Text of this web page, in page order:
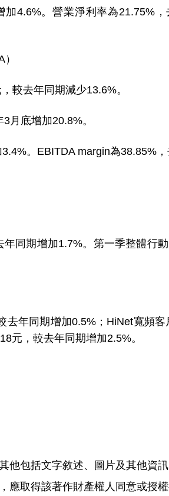
。營業淨利率為21.75%，
去年同期減少13.6%。
底增加20.8%。
。EBITDA margin為38.85%，
期增加1.7%。第一季整體行
同期增加0.5%；HiNet寬頻客
元，較去年同期增加2.5%。
他包括文字敘述、圖片及其他資
取得該著作財產權人同意或授權